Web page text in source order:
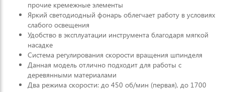
прочие кремежные элементы
Яркий светодиодный фонарь облегчает работу в условиях
слабого освещения
Удобство в эксплуатации инструмента благодаря мягкой
насадке
Система регулирования скорости вращения шпинделя
Данная модель отлично подходит для работы с
деревянными материалами
Два режима скорости: до 450 об/мин (первая), до 1700